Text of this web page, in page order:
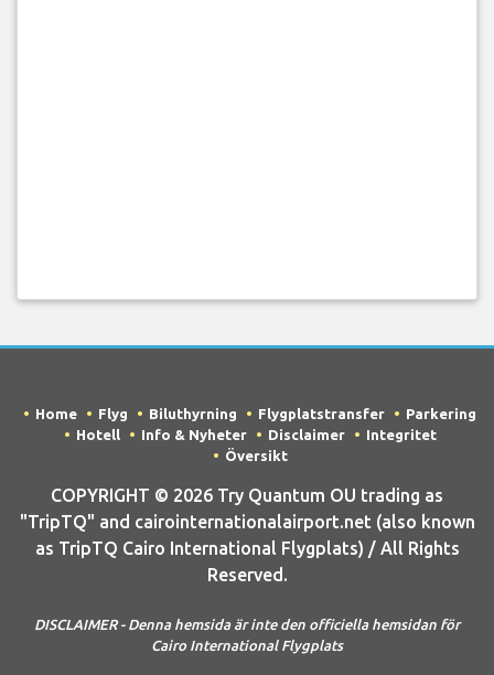
Home Flyg Biluthyrning Flygplatstransfer
Parkering
Hotell
Info & Nyheter Disclaimer
Integritet
Översikt
COPYRIGHT © 2026 Try Quantum OU trading as
"TripTQ" and cairointernationalairport.net (also known
as TripTQ Cairo International Flygplats) / All Rights
Reserved.
DISCLAIMER - Denna hemsida är inte den officiella hemsidan för
Cairo International Flygplats